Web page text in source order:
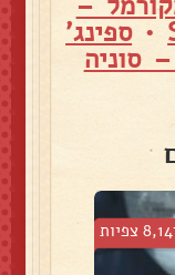
•ספינג'
סוניה
צפיות